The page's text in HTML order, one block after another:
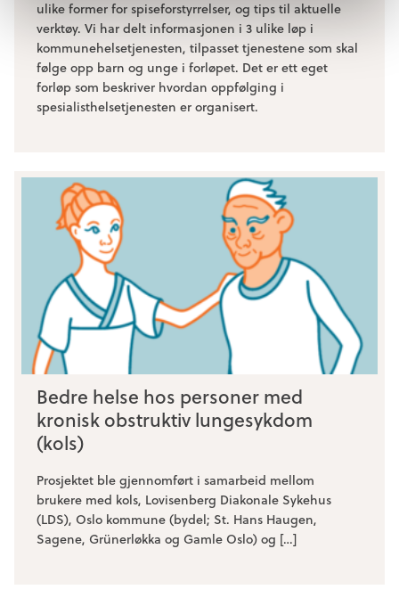
ulike former for spiseforstyrrelser, og tips til aktuelle
verktøy. Vi har delt informasjonen i 3 ulike løp i
kommunehelsetjenesten, tilpasset tjenestene som skal
følge opp barn og unge i forløpet. Det er ett eget
forløp som beskriver hvordan oppfølging i
spesialisthelsetjenesten er organisert.
Bedre helse hos personer med
kronisk obstruktiv lungesykdom
(kols)
Prosjektet ble gjennomført i samarbeid mellom
brukere med kols, Lovisenberg Diakonale Sykehus
(LDS), Oslo kommune (bydel; St. Hans Haugen,
Sagene, Grünerløkka og Gamle Oslo) og […]